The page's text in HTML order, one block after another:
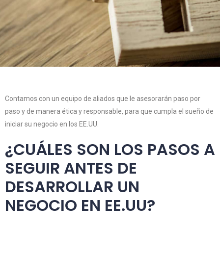
Contamos con un equipo de aliados que le asesorarán paso por
paso y de manera ética y responsable, para que cumpla el sueño de
iniciar su negocio en los EE.UU.
¿CUÁLES SON LOS PASOS A
SEGUIR ANTES DE
DESARROLLAR UN
NEGOCIO EN EE.UU?